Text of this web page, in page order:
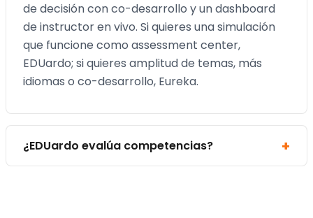
de decisión con co-desarrollo y un dashboard
de instructor en vivo. Si quieres una simulación
que funcione como assessment center,
EDUardo; si quieres amplitud de temas, más
idiomas o co-desarrollo, Eureka.
¿EDUardo evalúa competencias?